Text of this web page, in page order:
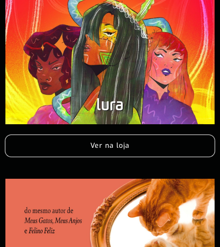
Ver na loja